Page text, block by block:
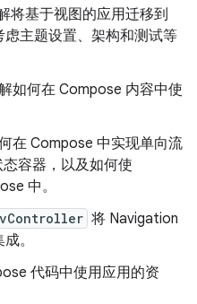
将基于视图的应用迁移到
主题设置、架构和测试等
解如何在 Compose 内容中使
在 Compose 中实现单向流
容器，以及如何使
中。
将 Navigation
。
代码中使用应用的资